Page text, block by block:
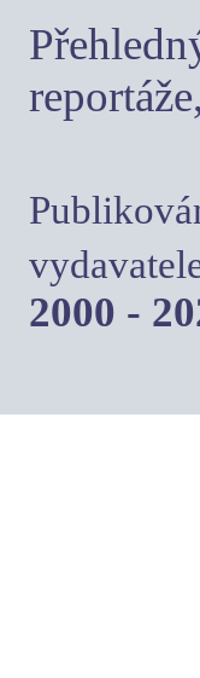
2000 -